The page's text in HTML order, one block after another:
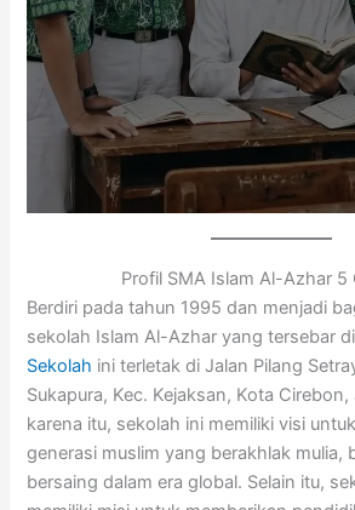
Selengkapnya
Profil SMA Islam Al-Azhar 5
Berdiri pada tahun 1995 dan menjadi
sekolah Islam Al-Azhar yang tersebar
Sekolah ini terletak di Jalan Pilang
Sukapura, Kec. Kejaksan, Kota
karena itu, sekolah ini memiliki visi
generasi muslim yang berakhlak mulia,
bersaing dalam era global. Selain itu,